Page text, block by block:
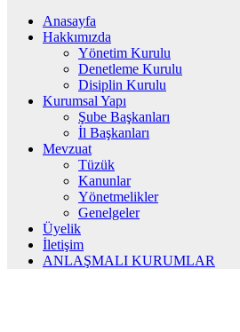
Anasayfa
Hakkımızda
Yönetim Kurulu
Denetleme Kurulu
Disiplin Kurulu
Kurumsal Yapı
Şube Başkanları
İl Başkanları
Mevzuat
Tüzük
Kanunlar
Yönetmelikler
Genelgeler
Üyelik
İletişim
ANLAŞMALI KURUMLAR